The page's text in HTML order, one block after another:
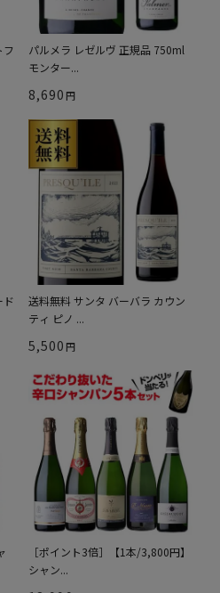
パルメラ レゼルヴ 正規品 750ml
モンター...
8,690
ド
送料無料 サンタ バーバラ カウン
ティ ピノ ...
5,500
［ポイント3倍］【1本/3,800円】
シャン...